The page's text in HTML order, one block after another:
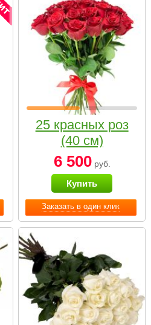
Заказать в один клик
25 красных роз
(40 см)
6 500руб.
Купить